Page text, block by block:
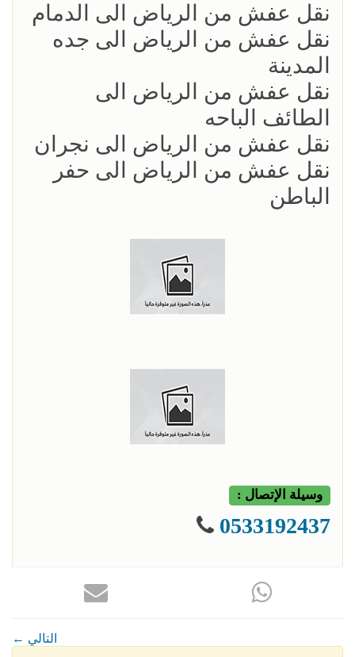
نقل عفش من الرياض الى الدمام
نقل عفش من الرياض الى جده
المدينة
نقل عفش من الرياض الى
الطائف الباحه
نقل عفش من الرياض الى نجران
نقل عفش من الرياض الى حفر
الباطن
وسيلة الإتصال :
0533192437
← التالي